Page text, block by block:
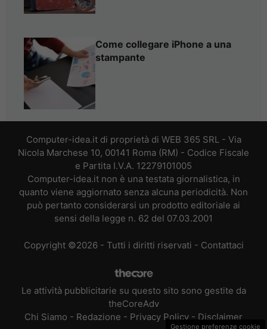
Come collegare iPhone a una
stampante
Computer-idea.it di proprietà di WEB 365 SRL - Via
Nicola Marchese 10, 00141 Roma (RM) - Codice Fiscale
e Partita I.V.A. 12279101005
Computer-idea.it non è una testata giornalistica, in
quanto viene aggiornato senza alcuna periodicità. Non
può pertanto considerarsi un prodotto editoriale ai
sensi della legge n. 62 del 07.03.2001
Copyright ©2026 - Tutti i diritti riservati - Contattaci
Le attività pubblicitarie su questo sito sono gestite da
theCoreAdv
Chi Siamo - Redazione - Privacy Policy - Disclaimer
Gestione preferenze cookie